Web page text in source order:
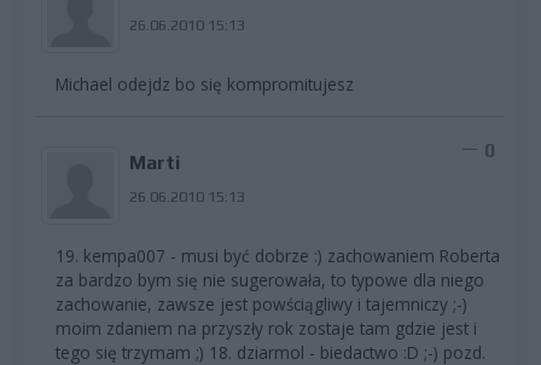
26.06.2010 15:13
Michael odejdz bo się kompromitujesz
Marti
26.06.2010 15:13
0
19. kempa007 - musi być dobrze :) zachowaniem Roberta
za bardzo bym się nie sugerowała, to typowe dla niego
zachowanie, zawsze jest powściągliwy i tajemniczy ;-)
moim zdaniem na przyszły rok zostaje tam gdzie jest i
tego się trzymam ;) 18. dziarmol - biedactwo :D ;-) pozd.